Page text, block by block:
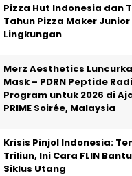
Pizza Hut Indonesia dan
Tahun Pizza Maker
Lingkungan
Merz Aesthetics
Mask – PDRN Peptide
Program untuk 2026 di
PRIME Soirée, Malaysia
Krisis Pinjol Indonesia:
Triliun, Ini Cara FLIN
Siklus Utang